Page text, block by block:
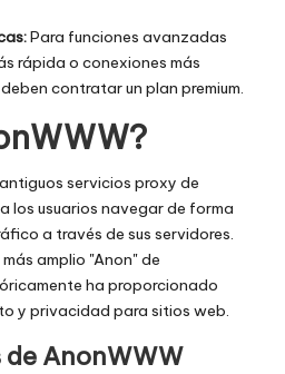
Para funciones avanzadas
rápida o conexiones más
contratar un plan premium.
servicios proxy de
los usuarios navegar de forma
a través de sus servidores.
amplio "Anon" de
ha proporcionado
y privacidad para sitios web.
AnonWWW